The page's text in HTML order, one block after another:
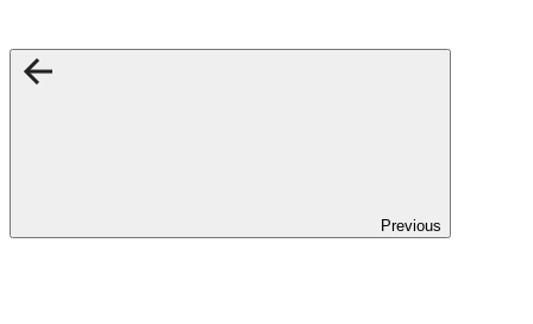
Previous